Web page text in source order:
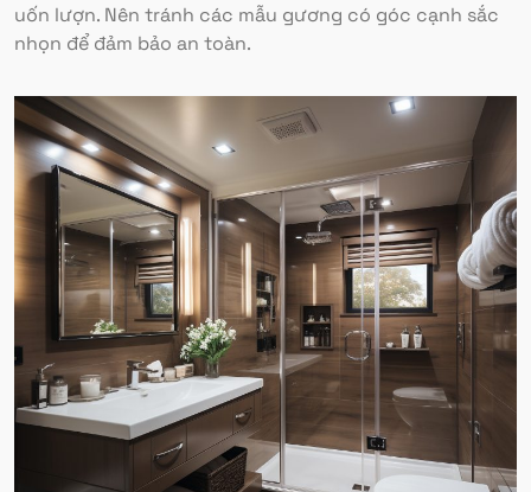
uốn lượn. Nên tránh các mẫu gương có góc cạnh sắc
nhọn để đảm bảo an toàn.